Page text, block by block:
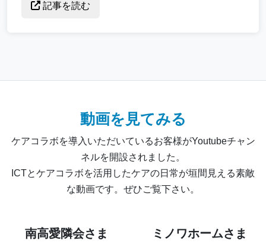
記事を読む
動画を見てみる
ケアコラボを導入いただいているお客様がYoutubeチャン
ネルを開設されました。
ICTとケアコラボを活用したケアの日常が垣間見える素敵
な動画です。ぜひご覧下さい。
南高愛隣会さま ミノワホームさま